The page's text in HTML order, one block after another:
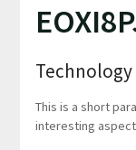
This is a short
interesting